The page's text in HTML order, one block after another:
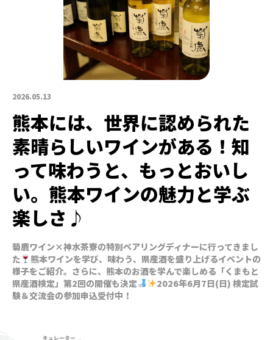
2026.05.13
熊本には、世界に認められた
素晴らしいワインがある！知
って味わうと、もっとおいし
い。熊本ワインの魅力と学ぶ
楽しさ♪
菊鹿ワイン×神水茶寮の特別ペアリングディナーに行ってきまし
た
熊本ワインを学び、味わう、県産酒を盛り上げるイベントの
様子をご紹介。さらに、熊本のお酒を学んで楽しめる「くまもと
県産酒検定」第2回の開催も決定
2026年6月7日(日) 検定試
験＆交流会の参加申込受付中！